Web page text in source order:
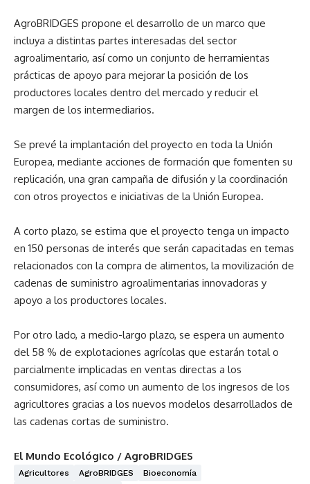
AgroBRIDGES propone el desarrollo de un marco que
incluya a distintas partes interesadas del sector
agroalimentario, así como un conjunto de herramientas
prácticas de apoyo para mejorar la posición de los
productores locales dentro del mercado y reducir el
margen de los intermediarios.
Se prevé la implantación del proyecto en toda la Unión
Europea, mediante acciones de formación que fomenten su
replicación, una gran campaña de difusión y la coordinación
con otros proyectos e iniciativas de la Unión Europea.
A corto plazo, se estima que el proyecto tenga un impacto
en 150 personas de interés que serán capacitadas en temas
relacionados con la compra de alimentos, la movilización de
cadenas de suministro agroalimentarias innovadoras y
apoyo a los productores locales.
Por otro lado, a medio-largo plazo, se espera un aumento
del 58 % de explotaciones agrícolas que estarán total o
parcialmente implicadas en ventas directas a los
consumidores, así como un aumento de los ingresos de los
agricultores gracias a los nuevos modelos desarrollados de
las cadenas cortas de suministro.
El Mundo Ecológico / AgroBRIDGES
Agricultores AgroBRIDGES
Bioeconomía